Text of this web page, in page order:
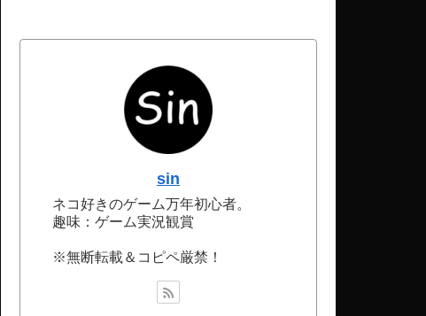
sin
ネコ好きのゲーム万年初心者。
趣味：ゲーム実況観賞
※無断転載＆コピペ厳禁！